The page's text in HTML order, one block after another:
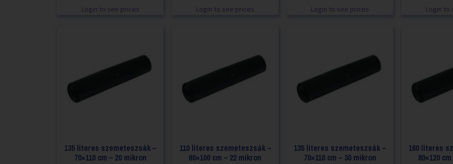
Login to see prices Login to see prices Login to see prices Login to
135 literes szemeteszsák –
70×110 cm – 20 mikron
110 literes szemeteszsák –
60×100 cm – 22 mikron
135 literes szemeteszsák –
70×110 cm – 30 mikron
160 literes
80×120